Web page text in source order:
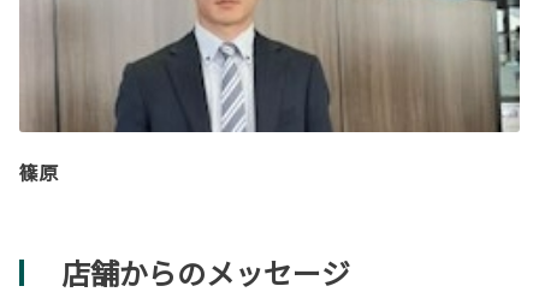
篠原
店舗からのメッセージ